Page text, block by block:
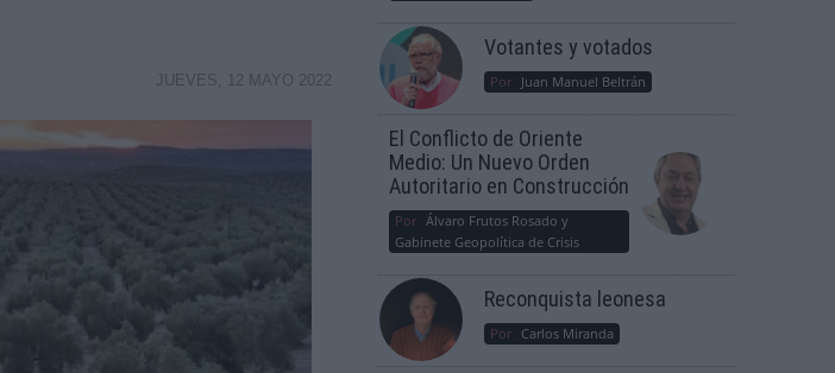
JUEVES, 12 MAYO 2022
Votantes y votados
Por Juan Manuel Beltrán
El Conflicto de Oriente
Medio: Un Nuevo Orden
Autoritario en Construcción
Por Álvaro Frutos Rosado y
Gabinete Geopolítica de Crisis
Reconquista leonesa
Por Carlos Miranda